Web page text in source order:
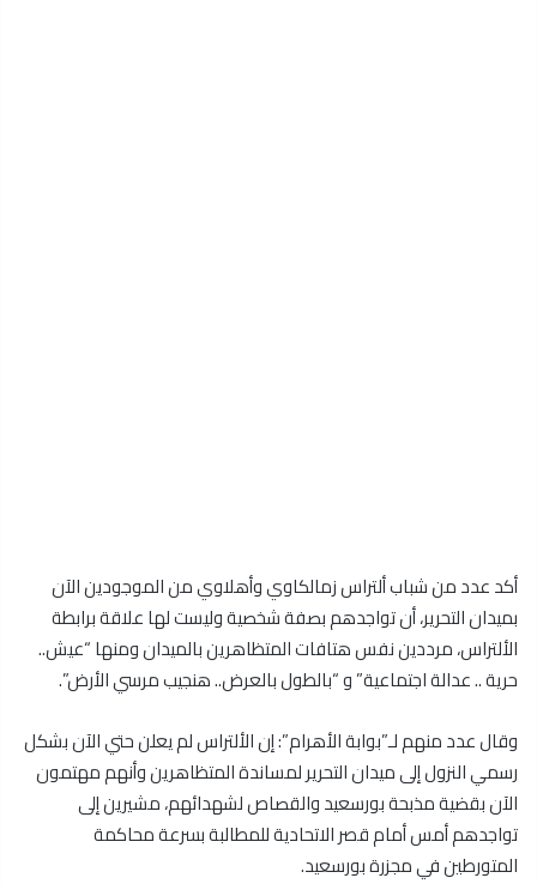
أكد عدد من شباب ألتراس زمالكاوي وأهلاوي من الموجودين الآن
بميدان التحرير، أن تواجدهم بصفة شخصية وليست لها علاقة برابطة
الألتراس، مرددين نفس هتافات المتظاهرين بالميدان ومنها “عيش..
حرية .. عدالة اجتماعية” و “بالطول بالعرض.. هنجيب مرسي الأرض”.
وقال عدد منهم لـ”بوابة الأهرام”: إن الألتراس لم يعلن حتي الآن بشكل
رسمي النزول إلى ميدان التحرير لمساندة المتظاهرين وأنهم مهتمون
الآن بقضية مذبحة بورسعيد والقصاص لشهدائهم، مشيرين إلى
تواجدهم أمس أمام قصر الاتحادية للمطالبة بسرعة محاكمة
المتورطين في مجزرة بورسعيد.